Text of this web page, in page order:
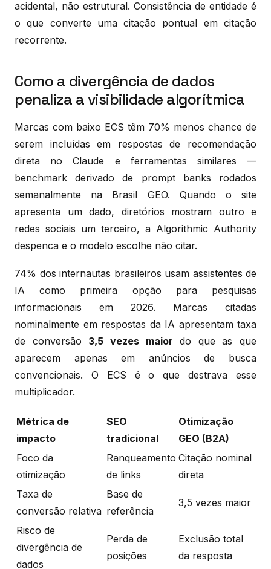
acidental, não estrutural. Consistência de entidade é
o que converte uma citação pontual em citação
recorrente.
Como a divergência de dados
penaliza a visibilidade algorítmica
Marcas com baixo ECS têm 70% menos chance de
serem incluídas em respostas de recomendação
direta no Claude e ferramentas similares —
benchmark derivado de prompt banks rodados
semanalmente na Brasil GEO. Quando o site
apresenta um dado, diretórios mostram outro e
redes sociais um terceiro, a Algorithmic Authority
despenca e o modelo escolhe não citar.
74% dos internautas brasileiros usam assistentes de
IA como primeira opção para pesquisas
informacionais em 2026. Marcas citadas
nominalmente em respostas da IA apresentam taxa
de conversão 3,5 vezes maior do que as que
aparecem apenas em anúncios de busca
convencionais. O ECS é o que destrava esse
multiplicador.
Métrica de
impacto
SEO
tradicional
Otimização
GEO (B2A)
Foco da
otimização
Ranqueamento
de links
Citação nominal
direta
Taxa de
conversão relativa
Base de
referência
3,5 vezes maior
Risco de
divergência de
dados
Perda de
posições
Exclusão total
da resposta